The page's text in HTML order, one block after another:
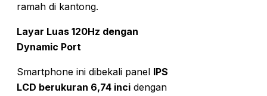
ramah di kantong.
Layar Luas 120Hz dengan
Dynamic Port
Smartphone ini dibekali panel IPS
LCD berukuran 6,74 inci dengan